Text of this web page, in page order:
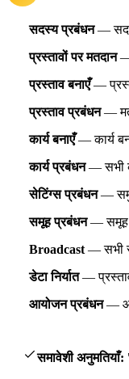
सदस्य प्रबंधन—
प्रस्तावों पर मतदान—
प्रस्ताव बनाएँ—
प्रस्ताव प्रबंधन—
कार्य बनाएँ— कार्य
कार्य प्रबंधन— सभी
सेटिंग्स प्रबंधन—
समूह प्रबंधन— समूह
Broadcast — सभी
डेटा निर्यात—
आयोजन प्रबंधन—
समावेशी अनुमतियाँ: